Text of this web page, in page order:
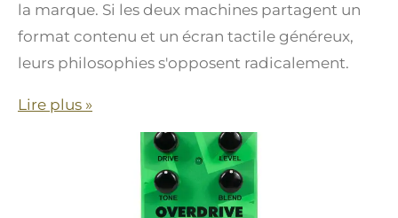
la marque. Si les deux machines partagent un
format contenu et un écran tactile généreux,
leurs philosophies s'opposent radicalement.
Lire plus »